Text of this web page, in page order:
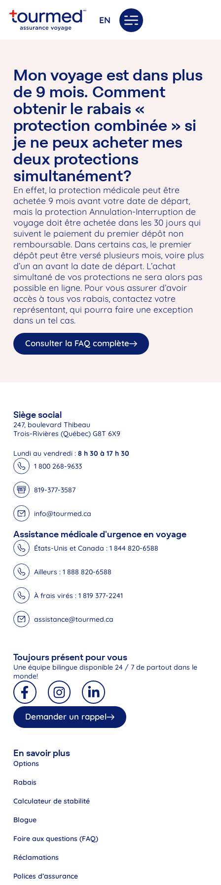
EN
Mon voyage est dans plus
de 9 mois. Comment
obtenir le rabais «
protection combinée » si
je ne peux acheter mes
deux protections
simultanément?
En effet, la protection médicale peut être
achetée 9 mois avant votre date de départ,
mais la protection Annulation-Interruption de
voyage doit être achetée dans les 30 jours qui
suivent le paiement du premier dépôt non
remboursable. Dans certains cas, le premier
dépôt peut être versé plusieurs mois, voire plus
d’un an avant la date de départ. L’achat
simultané de vos protections ne sera alors pas
possible en ligne. Pour vous assurer d’avoir
accès à tous vos rabais, contactez votre
représentant, qui pourra faire une exception
dans un tel cas.
Consulter la FAQ complète
Siège social
247, boulevard Thibeau
Trois-Rivières (Québec) G8T 6X9
Lundi au vendredi : 8 h 30 à 17 h 30
1 800 268-9633
819-377-3587
info@tourmed.ca
Assistance médicale d'urgence en voyage
États-Unis et Canada : 1 844 820-6588
Ailleurs : 1 888 820-6588
À frais virés : 1 819 377-2241
assistance@tourmed.ca
Toujours présent pour vous
Une équipe bilingue disponible 24 / 7 de partout dans le
monde!
Demander un rappel
En savoir plus
Options
Rabais
Calculateur de stabilité
Blogue
Foire aux questions (FAQ)
Réclamations
Polices d’assurance